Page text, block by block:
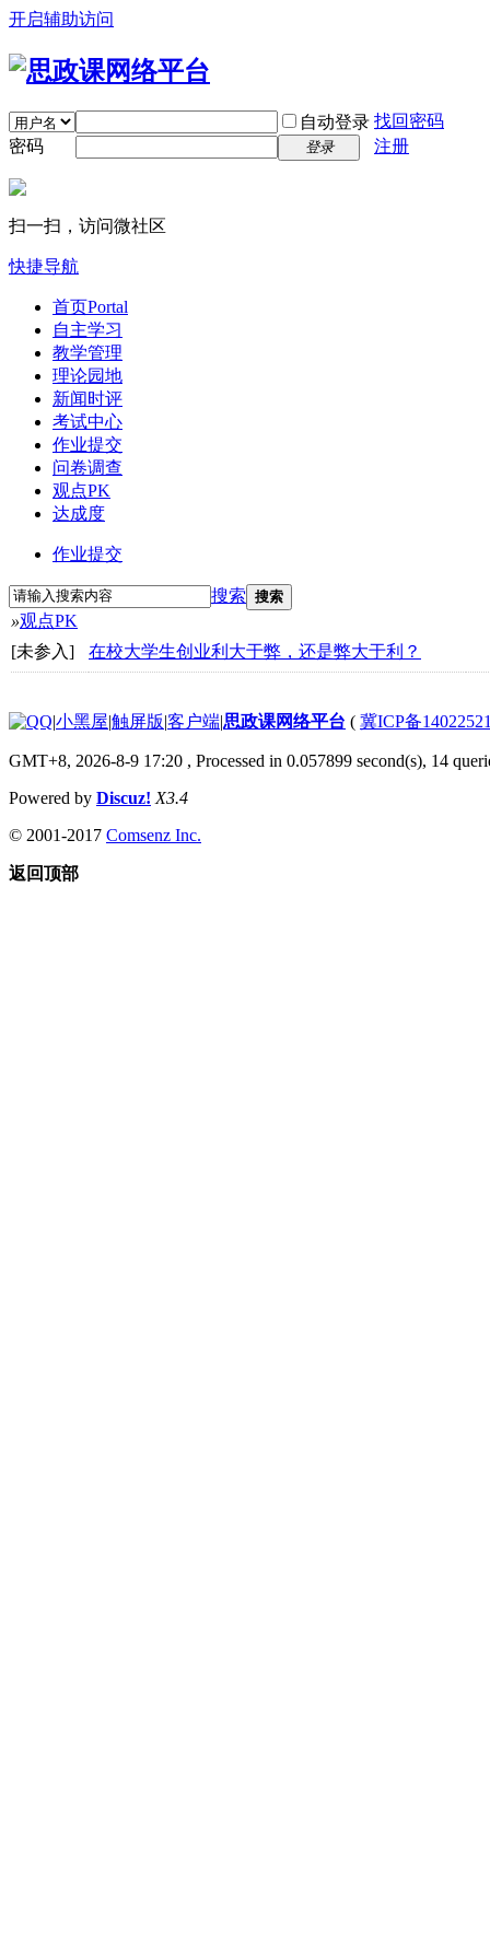
开启辅助访问
自动登录 找回密码
密码
登录 注册
扫一扫，访问微社区
快捷导航
首页Portal
自主学习
教学管理
理论园地
新闻时评
考试中心
作业提交
问卷调查
观点PK
达成度
作业提交
搜索 搜索
»观点PK
[未参入]
在校大学生创业利大于弊，还是弊大于利？
|小黑屋|触屏版|客户端|思政课网络平台 ( 冀ICP备
GMT+8, 2026-8-9 17:20 , Processed in 0.057899 second(s), 14
Powered by Discuz! X3.4
© 2001-2017 Comsenz Inc.
返回顶部